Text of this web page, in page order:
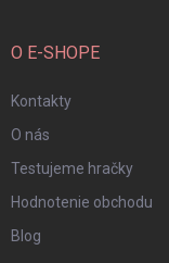
O E-SHOPE
Kontakty
O nás
Testujeme hračky
Hodnotenie obchodu
Blog